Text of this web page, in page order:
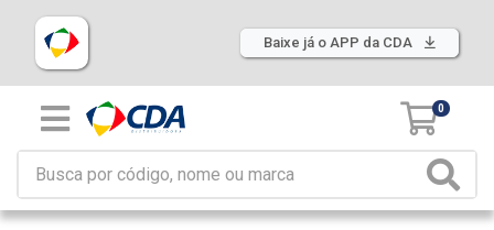
Baixe já o APP da CDA
0